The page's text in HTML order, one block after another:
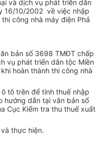
và dịch vụ phát triển dân
16/10/2002 về việc nhập
công nhà máy điện Phả
bản số 3698 TMĐT chấp
vụ phát triển dân tộc Miền
hoàn thành thi công nhà
tô trên để tính thuế nhập
hướng dẫn tại văn bản số
Cục Kiểm tra thu thuế xuất
thực hiện.